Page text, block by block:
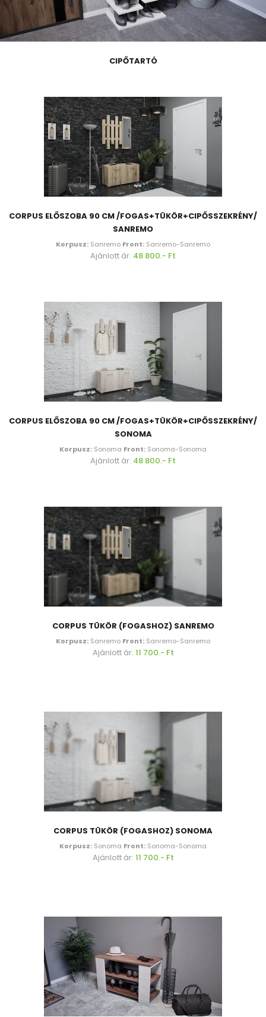
CIPŐTARTÓ
CORPUS ELŐSZOBA 90 CM /FOGAS+TÜKÖR+CIPŐSSZEKRÉNY/
SANREMO
Korpusz: Sanremo Front: Sanremo-Sanremo
Ajánlott ár: 48 800.- Ft
CORPUS ELŐSZOBA 90 CM /FOGAS+TÜKÖR+CIPŐSSZEKRÉNY/
SONOMA
Korpusz: Sonoma Front: Sonoma-Sonoma
Ajánlott ár: 48 800.- Ft
CORPUS TÜKÖR (FOGASHOZ) SANREMO
Korpusz: Sanremo Front: Sanremo-Sanremo
Ajánlott ár: 11 700.- Ft
CORPUS TÜKÖR (FOGASHOZ) SONOMA
Korpusz: Sonoma Front: Sonoma-Sonoma
Ajánlott ár: 11 700.- Ft